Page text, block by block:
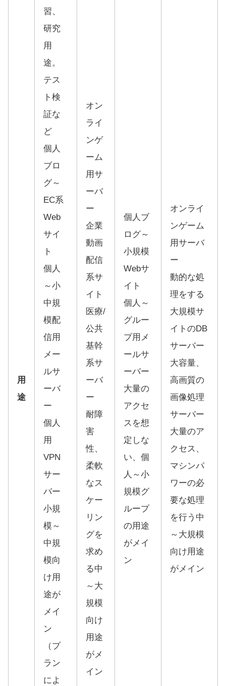
用
途
習、
研究
用
途。
テス
ト検
証な
ど
個人
ブロ
グ～
EC系
Web
サイ
ト
個人
～小
中規
模配
信用
メー
ルサ
ーバ
ー
個人
用
VPN
サー
バー
小規
模～
中規
模向
け用
途が
メイ
ン
（プ
ラン
によ
オン
ライ
ンゲ
ーム
用サ
ーバ
ー
企業
動画
配信
系サ
イト
医療/
公共
基幹
系サ
ーバ
ー
耐障
害
性、
柔軟
なス
ケー
リン
グを
求め
る中
～大
規模
向け
用途
がメ
イン
個人ブ
ログ～
小規模
Webサ
イト
個人～
グルー
プ用メ
ールサ
ーバー
大量の
アクセ
スを想
定しな
い、個
人～小
規模グ
ループ
の用途
がメイ
ン
オンライ
ンゲーム
用サーバ
ー
動的な処
理をする
大規模サ
イトのDB
サーバー
大容量、
高画質の
画像処理
サーバー
大量のア
クセス、
マシンパ
ワーの必
要な処理
を行う中
～大規模
向け用途
がメイン